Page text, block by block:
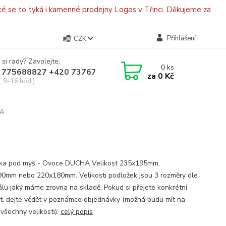
se to tyká i kamenné prodejny Logos v Třinci. Děkujeme za
CZK Přihlášení
rady? Zavolejte.
+420 737670415
9-16 hod.)
0ks
za 0 Kč
pod myš - Ovoce DUCHA Velikost 235x195mm,
nebo 220x180mm. Velikosti podložek jsou 3 rozměry dle
jaký máme zrovna na skladě. Pokud si přejete konkrétní
dejte vědět v poznámce objednávky (možná budu mít na
velikosti). celý popis